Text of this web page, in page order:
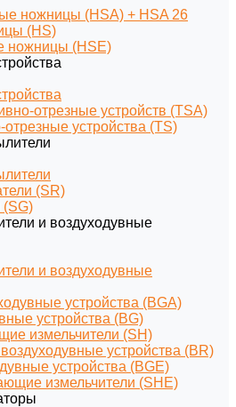
ножницы (HSA) + HSA 26
(HS)
ножницы (HSE)
отрезные устройств (TSA)
устройства (TS)
(SR)
(SG)
и воздуходувные
и воздуходувные
устройства (BGA)
устройства (BG)
измельчители (SH)
устройства (BR)
устройства (BGE)
измельчители (SHE)